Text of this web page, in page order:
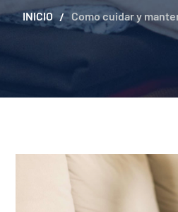
INICIO Como cuidar y